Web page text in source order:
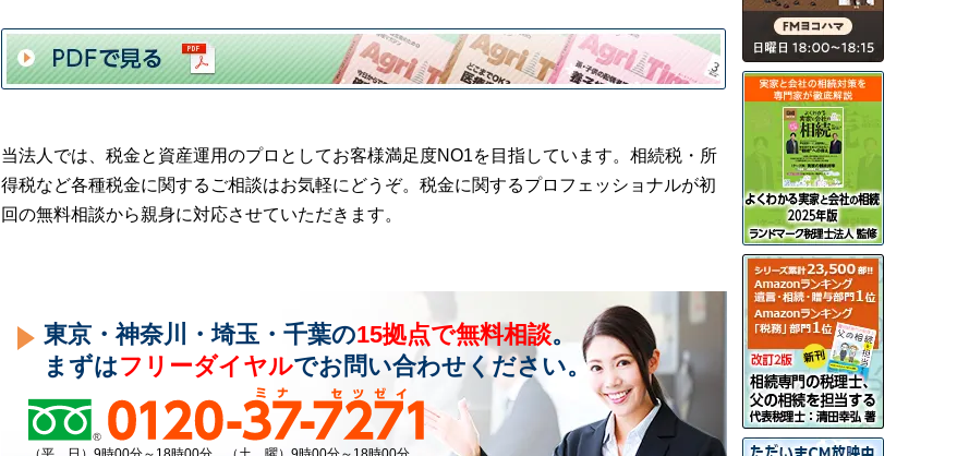
当法人では、税金と資産運用のプロとしてお客様満足度NO1を目指しています。相続税・所
得税など各種税金に関するご相談はお気軽にどうぞ。税金に関するプロフェッショナルが初
回の無料相談から親身に対応させていただきます。
東京・神奈川・埼玉・千葉の15拠点で無料相談。
まずはフリーダイヤルでお問い合わせください。